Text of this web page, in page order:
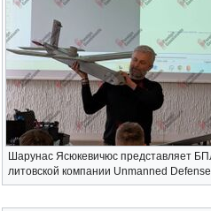
Шарунас Ясюкевичюс представляет
литовской компании Unmanned